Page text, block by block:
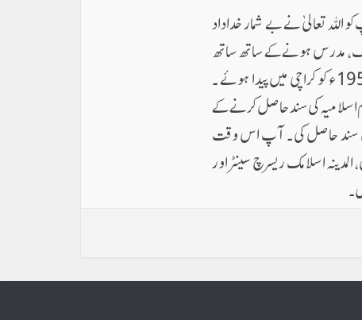
اللہ تعالیٰ نے بے شمار خداداد
، مدرس ہونےکے ساتھ ساتھ
ایک معروف مقرر و خطیب بھی ہیں ۔ 28 دسمبر 1958ء کو کراچی میں پیدا ہوئے ۔
اسلامیہ کی سند حاصل کرنے کے
کی سند حاصل کی ۔ آپ اس وقت
اسلامک ریسرچ سینٹر اور